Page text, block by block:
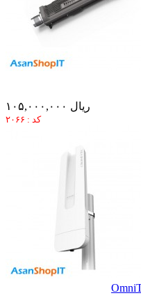
۱۰۵,۰۰۰,۰۰۰ ریال
کد : ۲۰۶۶